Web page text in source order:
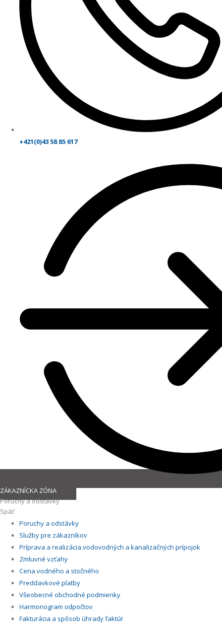
+421(0)43 58 85 617
ZÁKAZNÍCKA ZÓNA
Poruchy a odstávky
Späť
Poruchy a odstávky
Služby pre zákazníkov
Príprava a realizácia vodovodných a kanalizačných prípojok
Zmluvné vzťahy
Cena vodného a stočného
Preddavkové platby
Všeobecné obchodné podmienky
Harmonogram odpočtov
Fakturácia a spôsob úhrady faktúr